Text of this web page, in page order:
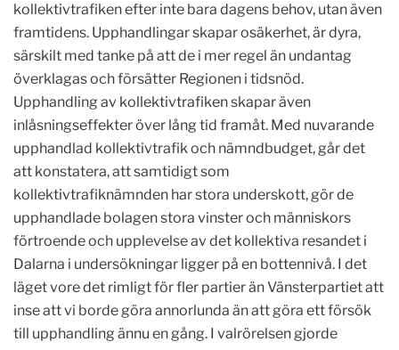
kollektivtrafiken efter inte bara dagens behov, utan även
framtidens. Upphandlingar skapar osäkerhet, är dyra,
särskilt med tanke på att de i mer regel än undantag
överklagas och försätter Regionen i tidsnöd.
Upphandling av kollektivtrafiken skapar även
inlåsningseffekter över lång tid framåt. Med nuvarande
upphandlad kollektivtrafik och nämndbudget, går det
att konstatera, att samtidigt som
kollektivtrafiknämnden har stora underskott, gör de
upphandlade bolagen stora vinster och människors
förtroende och upplevelse av det kollektiva resandet i
Dalarna i undersökningar ligger på en bottennivå. I det
läget vore det rimligt för fler partier än Vänsterpartiet att
inse att vi borde göra annorlunda än att göra ett försök
till upphandling ännu en gång. I valrörelsen gjorde